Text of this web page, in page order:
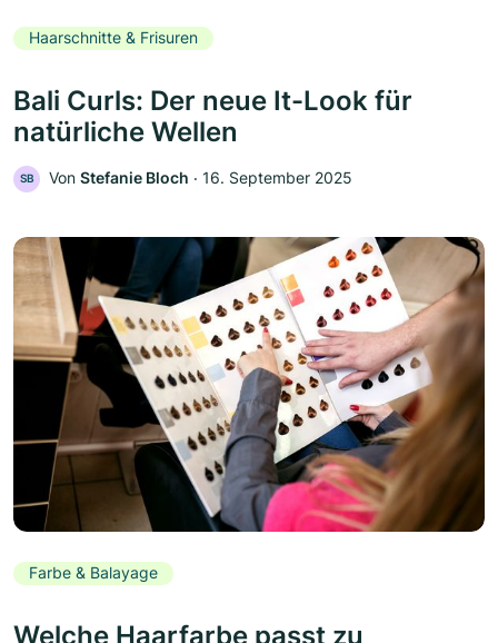
Haarschnitte & Frisuren
Bali Curls: Der neue It-Look für
natürliche Wellen
SB Von Stefanie Bloch ‧ 16. September 2025
Farbe & Balayage
Welche Haarfarbe passt zu